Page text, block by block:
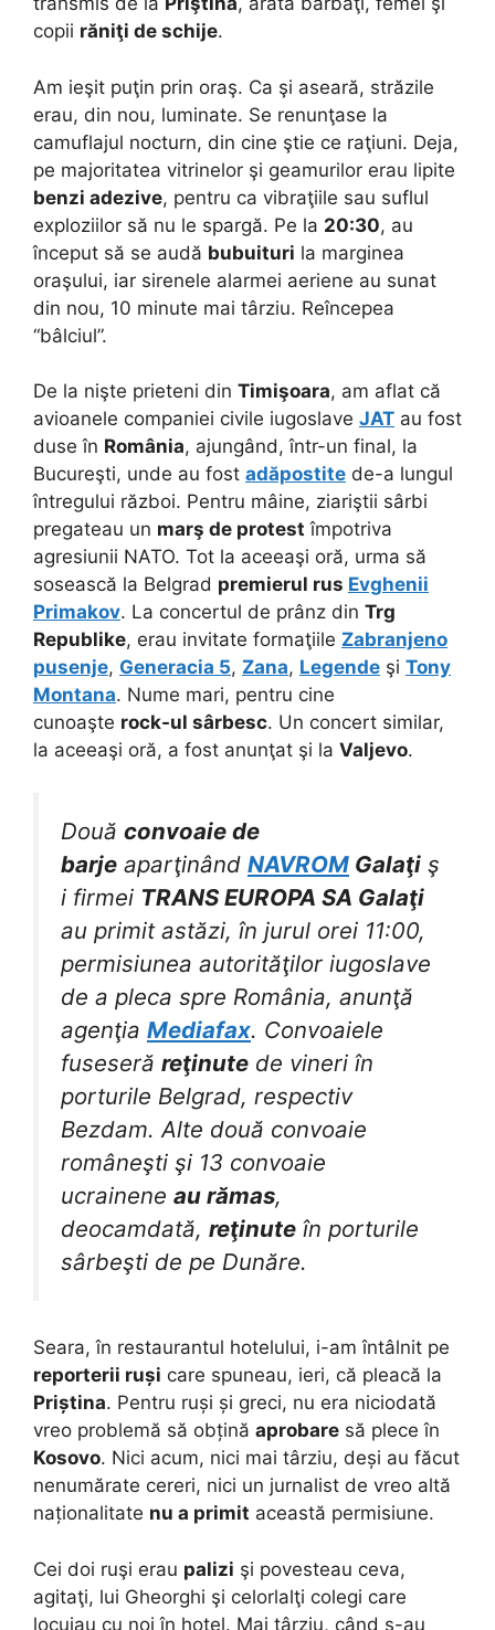
copii răniţi de schije.
Am ieşit puţin prin oraş. Ca şi aseară, străzile
erau, din nou, luminate. Se renunţase la
camuflajul nocturn, din cine ştie ce raţiuni. Deja,
pe majoritatea vitrinelor şi geamurilor erau lipite
benzi adezive, pentru ca vibraţiile sau suflul
exploziilor să nu le spargă. Pe la 20:30, au
început să se audă bubuituri la marginea
oraşului, iar sirenele alarmei aeriene au sunat
din nou, 10 minute mai târziu. Reîncepea
“bâlciul”.
De la nişte prieteni din Timişoara, am aflat că
avioanele companiei civile iugoslave JAT au fost
duse în România, ajungând, într-un final, la
Bucureşti, unde au fost adăpostite de-a lungul
întregului război. Pentru mâine, ziariştii sârbi
pregateau un marş de protest împotriva
agresiunii NATO. Tot la aceeaşi oră, urma să
sosească la Belgrad premierul rus Evghenii
Primakov. La concertul de prânz din Trg
Republike, erau invitate formaţiile Zabranjeno
pusenje, Generacia 5, Zana, Legende şi Tony
Montana. Nume mari, pentru cine
cunoaşte rock-ul sârbesc. Un concert similar,
la aceeaşi oră, a fost anunţat şi la Valjevo.
Două convoaie de
barje aparţinând NAVROM Galaţi ş
i firmei TRANS EUROPA SA Galaţi
au primit astăzi, în jurul orei 11:00,
permisiunea autorităţilor iugoslave
de a pleca spre România, anunţă
agenţia Mediafax. Convoaiele
fuseseră reţinute de vineri în
porturile Belgrad, respectiv
Bezdam. Alte două convoaie
româneşti şi 13 convoaie
ucrainene au rămas,
deocamdată, reţinute în porturile
sârbeşti de pe Dunăre.
Seara, în restaurantul hotelului, i-am întâlnit pe
reporterii ruși care spuneau, ieri, că pleacă la
Priștina. Pentru ruși și greci, nu era niciodată
vreo problemă să obțină aprobare să plece în
Kosovo. Nici acum, nici mai târziu, deși au făcut
nenumărate cereri, nici un jurnalist de vreo altă
naționalitate nu a primit această permisiune.
Cei doi ruşi erau palizi şi povesteau ceva,
agitaţi, lui Gheorghi şi celorlalţi colegi care
locuiau cu noi în hotel. Mai târziu, când s-au